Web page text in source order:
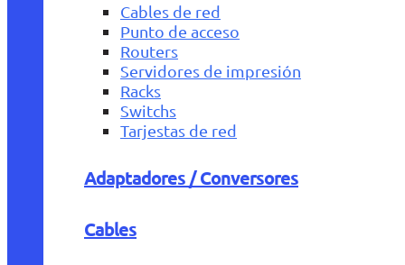
Cables de red
Punto de acceso
Routers
Servidores de impresión
Racks
Switchs
Tarjestas de red
Adaptadores / Conversores
Cables